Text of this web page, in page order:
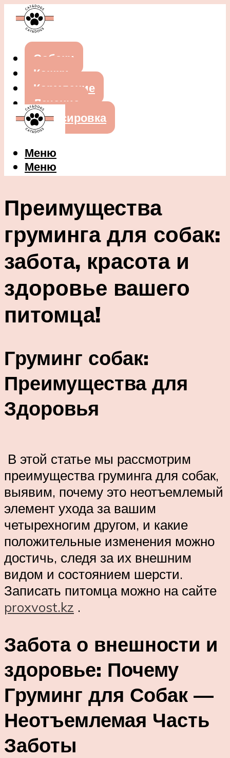
Собаки
Кошки
Кормление
Лечение
Дрессировка
Меню
Меню
Преимущества
груминга для собак:
забота, красота и
здоровье вашего
питомца!
Груминг собак:
Преимущества для
Здоровья
В этой статье мы рассмотрим
преимущества груминга для собак,
выявим, почему это неотъемлемый
элемент ухода за вашим
четырехногим другом, и какие
положительные изменения можно
достичь, следя за их внешним
видом и состоянием шерсти.
Записать питомца можно на сайте
proxvost.kz .
Забота о внешности и
здоровье: Почему
Груминг для Собак —
Неотъемлемая Часть
Заботы